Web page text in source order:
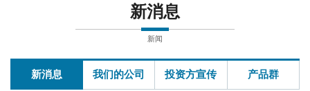
新消息
新闻
新消息 我们的公司 投资方宣传 产品群